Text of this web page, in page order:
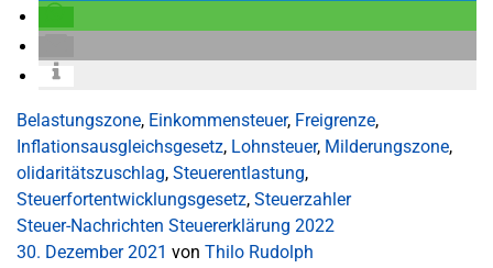
Belastungszone, Einkommensteuer, Freigrenze,
Inflationsausgleichsgesetz, Lohnsteuer, Milderungszone,
olidaritätszuschlag, Steuerentlastung,
Steuerfortentwicklungsgesetz, Steuerzahler
Steuer-Nachrichten Steuererklärung 2022
30. Dezember 2021 von Thilo Rudolph